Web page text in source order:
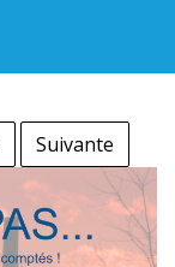
Suivante